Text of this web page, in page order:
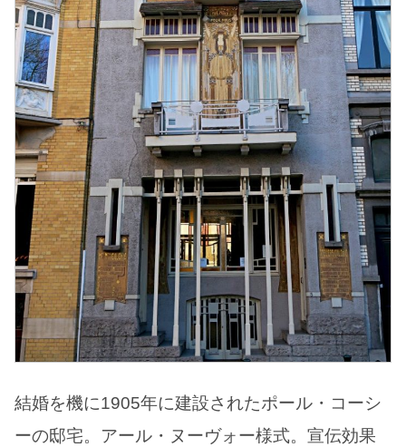
結婚を機に1905年に建設されたポール・コーシ
ーの邸宅。アール・ヌーヴォー様式。宣伝効果